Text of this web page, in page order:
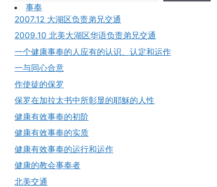
事奉
2007.12 大湖区负责弟兄交通
2009.10 北美大湖区华语负责弟兄交通
一个健康事奉的人应有的认识、认定和运作
一与同心合意
作使徒的保罗
保罗在加拉太书中所彰显的耶穌的人性
健康有效事奉的初阶
健康有效事奉的实质
健康有效事奉的运行和运作
健康的教会事奉者
北美交通